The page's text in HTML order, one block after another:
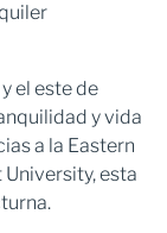
el este de
y vida
a la Eastern
esta